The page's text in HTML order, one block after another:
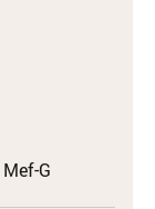
Mef-G